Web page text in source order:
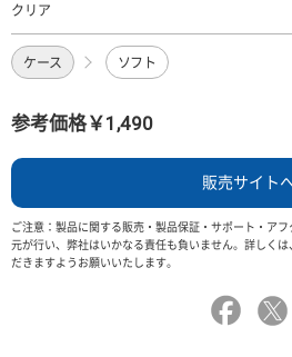
クリア
ケース ソフト
参考価格￥1,490
販売サイト
ご注意：製品に関する販売・製品保証・サポート・ア
元が行い、弊社はいかなる責任も負いません。詳しく
だきますようお願いいたします。